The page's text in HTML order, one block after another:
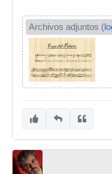
Archivos adjuntos (